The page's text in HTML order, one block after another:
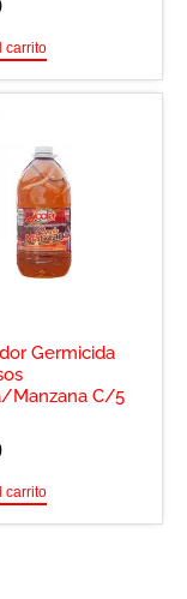
carrito
Germicida
Manzana C/5
carrito